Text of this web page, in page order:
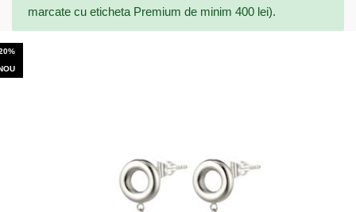
marcate cu eticheta Premium de minim 400 lei).